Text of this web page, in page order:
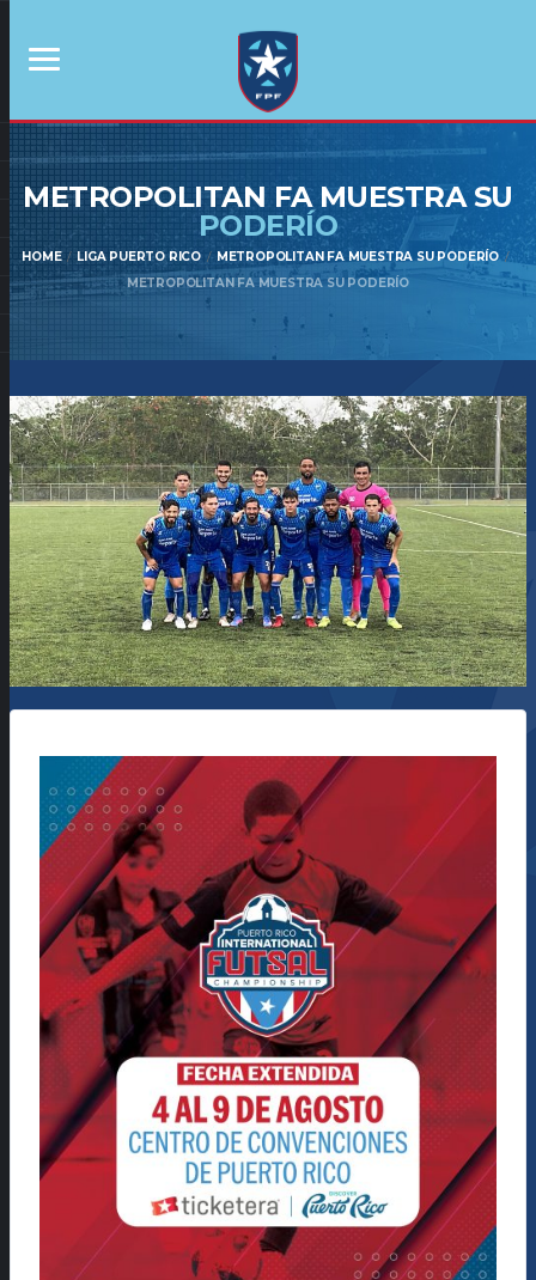
METROPOLITAN FA MUESTRA SU
PODERÍO
HOME LIGA PUERTO RICO
METROPOLITAN FA MUESTRA SU PODERÍO
METROPOLITAN FA MUESTRA SU PODERÍO